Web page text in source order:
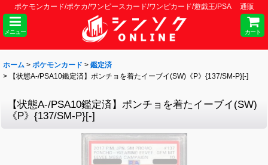
ポケモンカード/ポケカ/ワンピースカード/ワンピカード/遊戯王/PSA 通販
メニュー カート
ホーム > ポケモンカード > 鑑定済
>
【状態A-/PSA10鑑定済】ポンチョを着たイーブイ(SW)《P》{137/SM-P}[-]
【状態A-/PSA10鑑定済】ポンチョを着たイーブイ(SW)
《P》{137/SM-P}[-]